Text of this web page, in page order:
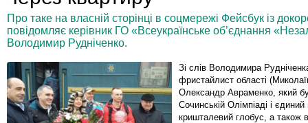
Про таке на власній сторінці в соцмережі Фейсбук із
повідомляє керівник ГО «Всеукраїнське об’єднання
Володимир Рудніченко.
Зі слів Володимира
фристайлист області
Олександр Авраменко, який
Сочинській Олімпіаді і
кришталевий глобус, а також в